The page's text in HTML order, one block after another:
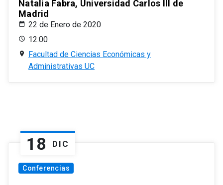
Natalia Fabra, Universidad Carlos III de
Madrid
22 de Enero de 2020
12:00
Facultad de Ciencias Económicas y
Administrativas UC
18 DIC
Conferencias